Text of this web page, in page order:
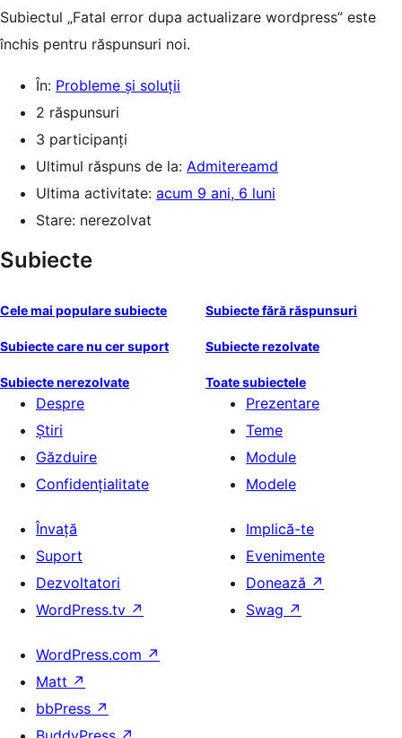
Subiectul „Fatal error dupa actualizare wordpress” este
închis pentru răspunsuri noi.
În: Probleme și soluții
2 răspunsuri
3 participanți
Ultimul răspuns de la: Admitereamd
Ultima activitate: acum 9 ani, 6 luni
Stare: nerezolvat
Subiecte
Cele mai populare subiecte Subiecte fără răspunsuri
Subiecte care nu cer suport Subiecte rezolvate
Subiecte nerezolvate Toate subiectele
Despre
Știri
Găzduire
Confidențialitate
Prezentare
Teme
Module
Modele
Învață
Suport
Dezvoltatori
WordPress.tv ↗
Implică-te
Evenimente
Donează ↗
Swag ↗
WordPress.com ↗
Matt ↗
bbPress ↗